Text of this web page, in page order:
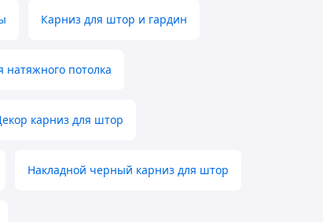
Карниз для штор и гардин
натяжного потолка
карниз для штор
Накладной черный карниз для штор